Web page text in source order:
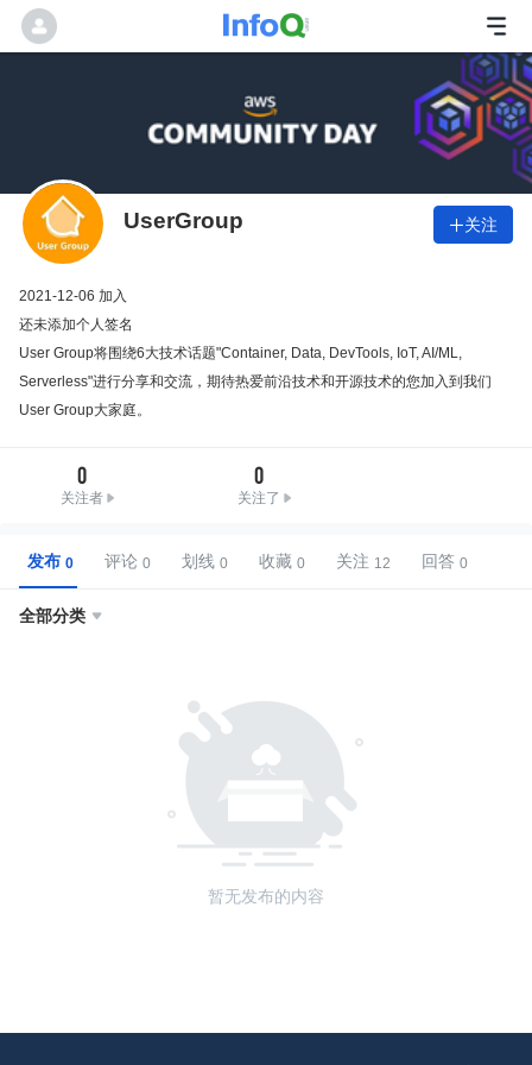
UserGroup 关注
2021-12-06 加入
还未添加个人签名
User Group将围绕6大技术话题"Container, Data, DevTools, IoT, AI/ML,
Serverless"进行分享和交流，期待热爱前沿技术和开源技术的您加入到我们
User Group大家庭。
0
关注者
0
关注了
发布 评论 划线 收藏 关注 回答
全部分类 
暂无发布的内容